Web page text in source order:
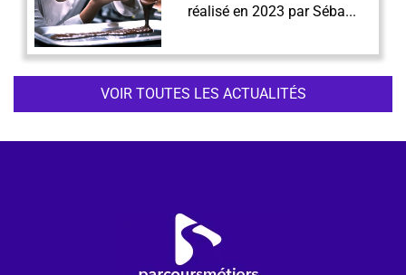
réalisé en 2023 par Séba...
VOIR TOUTES LES ACTUALITÉS